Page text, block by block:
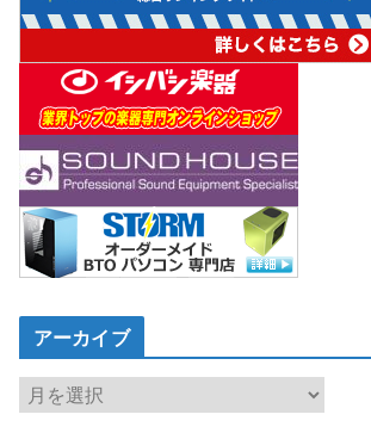
アーカイブ
ア
ー